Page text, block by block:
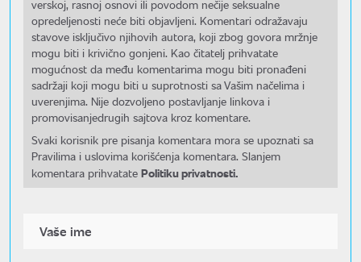
verskoj, rasnoj osnovi ili povodom nečije seksualne
opredeljenosti neće biti objavljeni. Komentari odražavaju
stavove isključivo njihovih autora, koji zbog govora mržnje
mogu biti i krivično gonjeni. Kao čitatelj prihvatate
mogućnost da među komentarima mogu biti pronađeni
sadržaji koji mogu biti u suprotnosti sa Vašim načelima i
uverenjima. Nije dozvoljeno postavljanje linkova i
promovisanjedrugih sajtova kroz komentare.
Svaki korisnik pre pisanja komentara mora se upoznati sa
Pravilima i uslovima korišćenja komentara. Slanjem
komentara prihvatate Politiku privatnosti.